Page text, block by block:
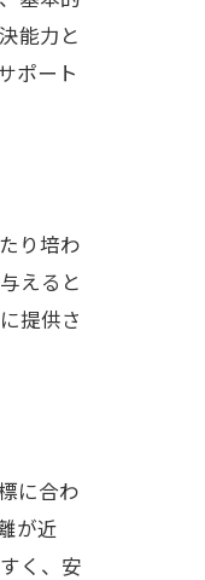
能力と
ポート
り培わ
えると
提供さ
に合わ
が近
く、安